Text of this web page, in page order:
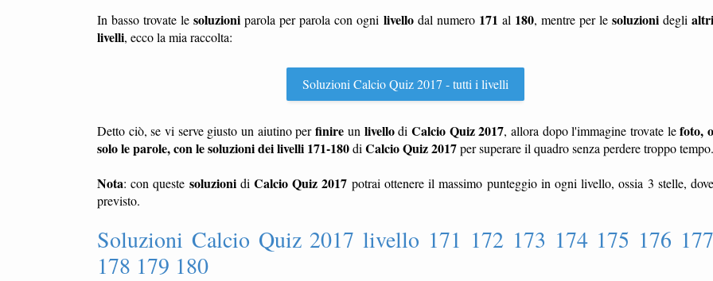
In basso trovate lesoluzioni parola per parola con ogni livellodal numero 171 al 180, mentre per le soluzionidegli
livelli, ecco la mia raccolta:
Soluzioni Calcio Quiz 2017 - tutti i livelli
Detto ciò, se vi serve giusto un aiutino perfinire un livellodi Calcio Quiz 2017, allora dopo l'immagine trovate lefoto,
solo le parole, con le soluzioni dei livelli 171-180di Calcio Quiz 2017per superare il quadro senza perdere troppo tempo.
Nota: con queste soluzionidiCalcio Quiz 2017 potrai ottenere il massimo punteggio in ogni livello, ossia 3 stelle,
previsto.
Soluzioni Calcio Quiz 2017 livello 171 172 173 174 175 176 177
178 179 180